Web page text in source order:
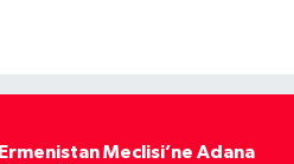
Ermenistan Meclisi’ne Adana